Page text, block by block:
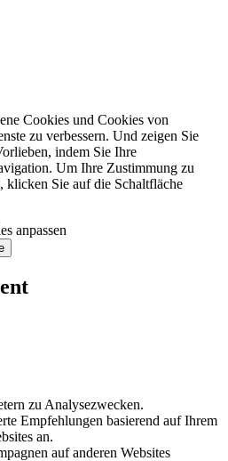
Cookies und Cookies von
zu verbessern. Und zeigen Sie
indem Sie Ihre
Um Ihre Zustimmung zu
klicken Sie auf die Schaltfläche
anpassen
zu Analysezwecken.
Empfehlungen basierend auf Ihrem
an.
auf anderen Websites